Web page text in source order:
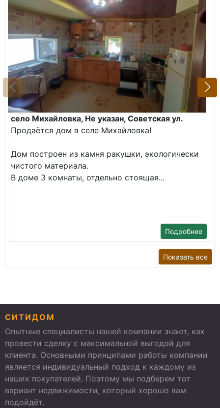
село Михайловка, Не указан, Советская ул.
Продаётся дом в селе Михайловка!
Дом построен из камня ракушки, экологически
чистого материала.
В доме 3 комнаты, отдельно стоящая...
Подробнее
Показать все
СИТИДОМ
Опытные специалисты нашей компании знают, как
провести сделку с максимальной выгодой для
клиента. Основными принципами работы компании
является индивидуальный подход к каждому из
наших покупателей. Поэтому мы подберем тот
вариант недвижимости, который хорошо вам
подойдёт.